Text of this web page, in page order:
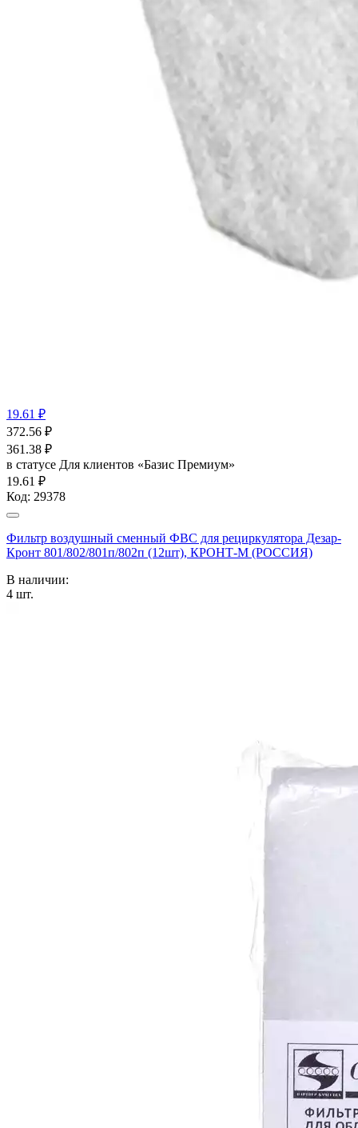
19.61 ₽
372.56 ₽
361.38 ₽
в статусе Для клиентов «Базис Премиум»
19.61 ₽
Код: 29378
Фильтр воздушный сменный ФВС для рециркулятора Дезар-
Кронт 801/802/801п/802п (12шт), КРОНТ-М (РОССИЯ)
В наличии:
4 шт.